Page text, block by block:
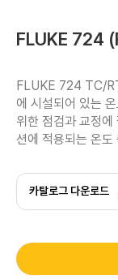
FLUKE 724
FLUKE 724 TC/
에 시설되어 있는
위한 점검과 교정에
션에 적용되는 온
카탈로그 다운로드